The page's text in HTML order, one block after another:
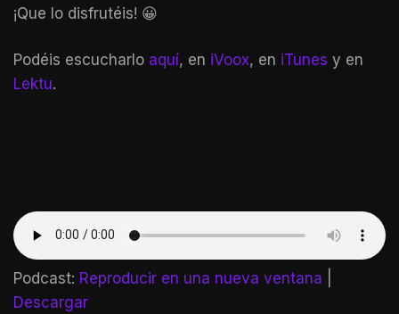
¡Que lo disfrutéis! 😀
Podéis escucharlo aquí, en iVoox, en iTunes y en
Lektu.
Podcast: Reproducir en una nueva ventana
Descargar